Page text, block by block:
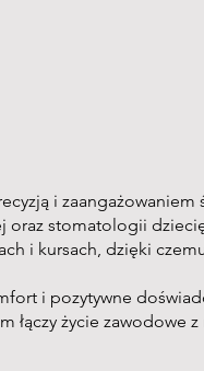
i
oraz stomatologii
i kursach, dzięki
i pozytywne
łączy życie zawodowe